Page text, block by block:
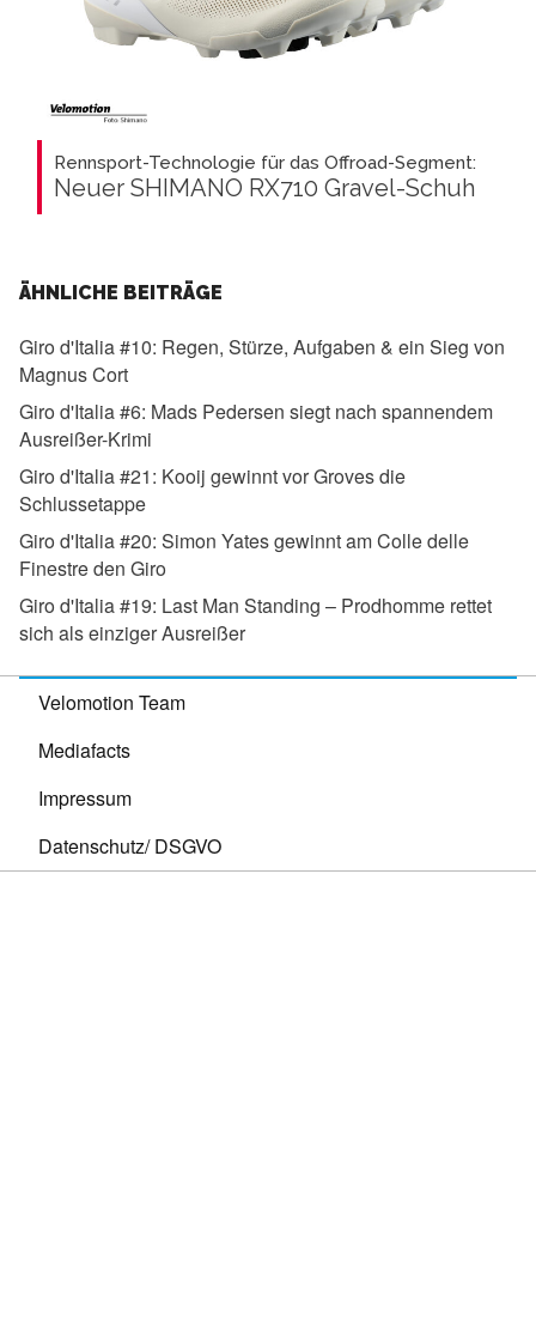
Rennsport-Technologie für das Offroad-Segment:
Neuer SHIMANO RX710 Gravel-Schuh
ÄHNLICHE BEITRÄGE
Giro d'Italia #10: Regen, Stürze, Aufgaben & ein Sieg von
Magnus Cort
Giro d'Italia #6: Mads Pedersen siegt nach spannendem
Ausreißer-Krimi
Giro d'Italia #21: Kooij gewinnt vor Groves die
Schlussetappe
Giro d'Italia #20: Simon Yates gewinnt am Colle delle
Finestre den Giro
Giro d'Italia #19: Last Man Standing – Prodhomme rettet
sich als einziger Ausreißer
Velomotion Team
Mediafacts
Impressum
Datenschutz/ DSGVO